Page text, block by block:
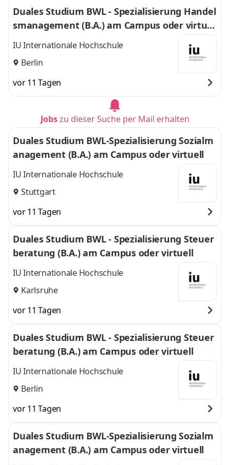
Duales Studium BWL - Spezialisierung Handel
smanagement (B.A.) am Campus oder virtuel
l
IU Internationale Hochschule
Berlin
vor 11 Tagen
Jobszu dieser Suche per Mail erhalten
Duales Studium BWL-Spezialisierung Sozialm
anagement (B.A.) am Campus oder virtuell
IU Internationale Hochschule
Stuttgart
vor 11 Tagen
Duales Studium BWL - Spezialisierung Steuer
beratung (B.A.) am Campus oder virtuell
IU Internationale Hochschule
Karlsruhe
vor 11 Tagen
Duales Studium BWL - Spezialisierung Steuer
beratung (B.A.) am Campus oder virtuell
IU Internationale Hochschule
Berlin
vor 11 Tagen
Duales Studium BWL-Spezialisierung Sozialm
anagement (B.A.) am Campus oder virtuell